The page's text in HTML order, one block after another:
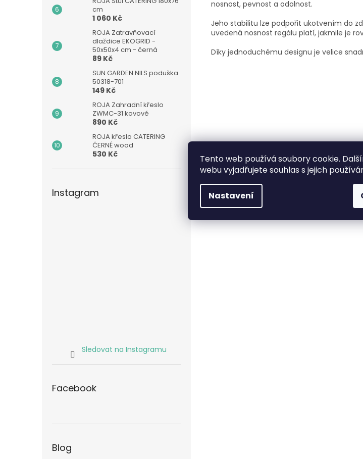
Tento web používá soubory cookie.
webu vyjadřujete souhlas s jejich
Nastavení
cm
1 060 Kč
ROJA Zatravňovací
dlaždice EKOGRID -
50x50x4 cm - černá
89 Kč
SUN GARDEN NILS poduška
50318-701
149 Kč
ROJA Zahradní křeslo
ZWMC-31 kovové
890 Kč
ROJA křeslo CATERING
ČERNÉ wood
530 Kč
Instagram
Sledovat na Instagramu
Facebook
Blog
nosnost, pevnost a odolnost.
Jeho stabilitu lze podpořit ukotvením do
uvedená nosnost regálu platí, jakmile je
Díky jednoduchému designu je velice